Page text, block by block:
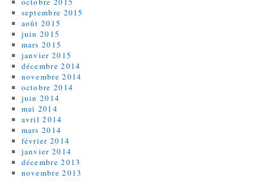
septembre 2015
août 2015
juin 2015
mars 2015
janvier 2015
décembre 2014
novembre 2014
octobre 2014
juin 2014
mai 2014
avril 2014
mars 2014
février 2014
janvier 2014
décembre 2013
novembre 2013